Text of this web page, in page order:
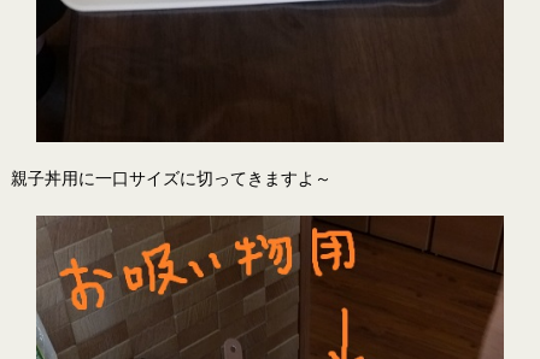
親子丼用に一口サイズに切ってきますよ～